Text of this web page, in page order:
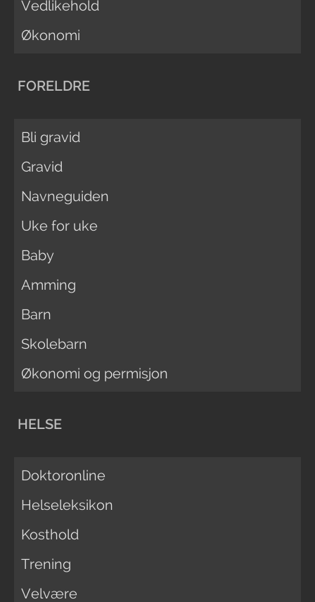
Vedlikehold
Økonomi
FORELDRE
Bli gravid
Gravid
Navneguiden
Uke for uke
Baby
Amming
Barn
Skolebarn
Økonomi og permisjon
HELSE
Doktoronline
Helseleksikon
Kosthold
Trening
Velvære